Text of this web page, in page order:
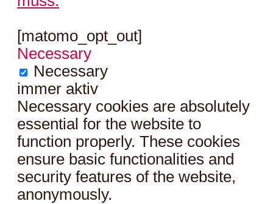
[matomo_opt_out]
Necessary
Necessary
immer aktiv
Necessary cookies are absolutely
essential for the website to
function properly. These cookies
ensure basic functionalities and
security features of the website,
anonymously.